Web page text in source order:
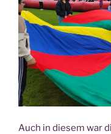
Auch in die­sem war